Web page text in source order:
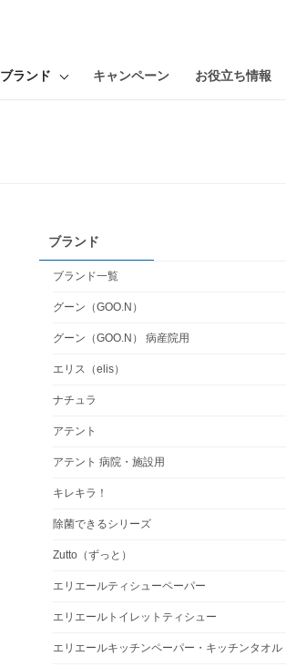
ブランド キャンペーン お役立ち情報
ブランド
ブランド一覧
グーン（GOO.N）
グーン（GOO.N） 病産院用
エリス（elis）
ナチュラ
アテント
アテント 病院・施設用
キレキラ！
除菌できるシリーズ
Zutto（ずっと）
エリエールティシューペーパー
エリエールトイレットティシュー
エリエールキッチンペーパー・キッチンタオル